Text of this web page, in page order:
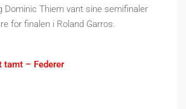
Dominic Thiem vant sine semifinaler
for finalen i Roland Garros.